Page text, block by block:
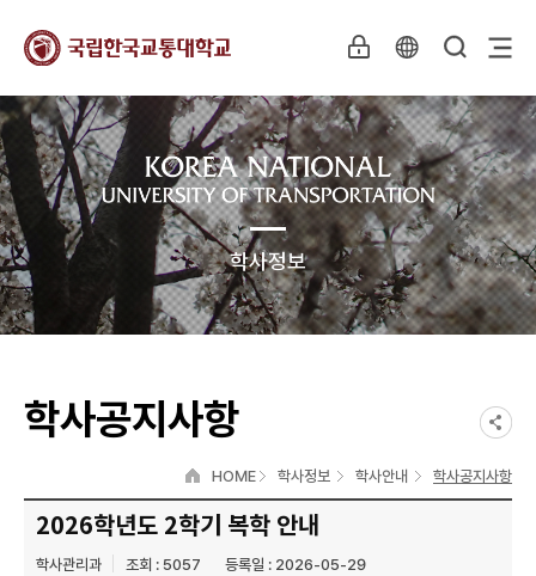
학사정보
학사공지사항
HOME 학사정보 학사안내 학사공지사항
2026학년도 2학기 복학 안내
학사관리과 조회 : 5057
등록일 : 2026-05-29